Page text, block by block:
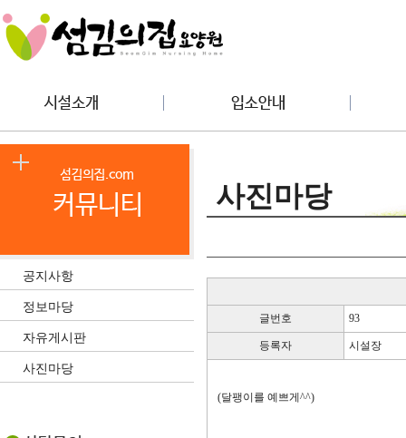
공지사항
정보마당
자유게시판
사진마당
사진마당
글번호 93
등록자 시설장
(달팽이를 예쁘게^^)